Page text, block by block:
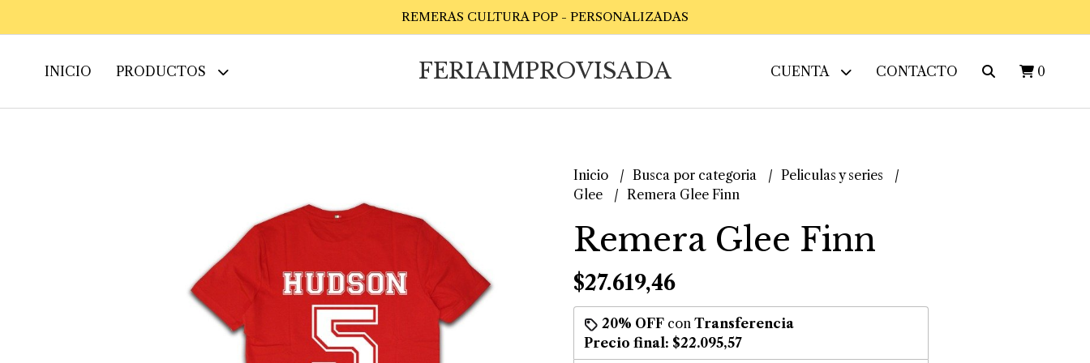
REMERAS CULTURA POP - PERSONALIZADAS
INICIO PRODUCTOS FERIAIMPROVISADA CUENTA CONTACTO 0
Inicio Busca por categoria
Peliculas y series
Glee
Remera Glee Finn
Remera Glee Finn
$27.619,46
20% OFF con Transferencia
Precio final: $22.095,57